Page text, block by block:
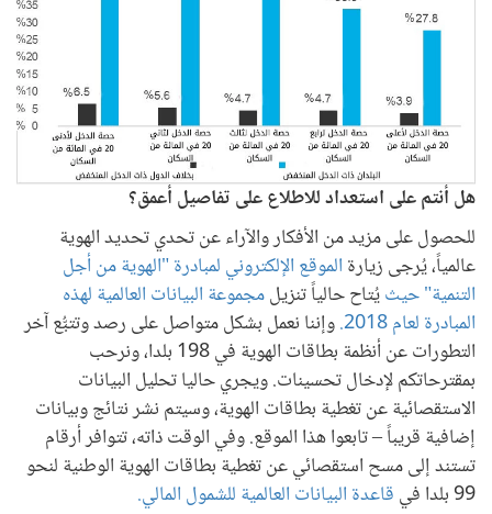
هل أنتم على استعداد للاطلاع على تفاصيل أعمق؟
للحصول على مزيد من الأفكار والآراء عن تحدي تحديد الهوية
عالمياً، يُرجى زيارة الموقع الإلكتروني لمبادرة "الهوية من أجل
التنمية" حيثيُتاح حالياً تنزيلمجموعة البيانات العالمية لهذه
المبادرة لعام 2018.
وإننا نعمل بشكل متواصل على رصد وتتبُّع آخر
التطورات عن أنظمة بطاقات الهوية في 198 بلدا، ونرحب
بمقترحاتكم لإدخال تحسينات. ويجري حاليا تحليل البيانات
الاستقصائية عن تغطية بطاقات الهوية، وسيتم نشر نتائج وبيانات
إضافية قريباً – تابعوا هذا الموقع. وفي الوقت ذاته، تتوافر أرقام
تستند إلى مسح استقصائي عن تغطية بطاقات الهوية الوطنية لنحو
99 بلدا في
قاعدة البيانات العالمية للشمول المالي.